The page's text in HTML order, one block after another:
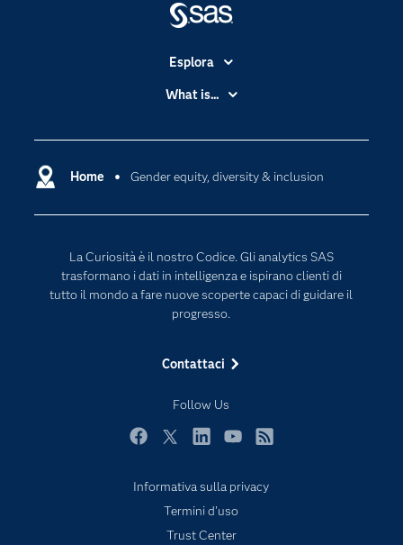
Home Gender equity, diversity & inclusion
La Curiosità è il nostro Codice. Gli analytics SAS
trasformano i dati in intelligenza e ispirano clienti di
tutto il mondo a fare nuove scoperte capaci di guidare il
progresso.
Contattaci
Follow Us
Esplora
Community
Documentazione
Formazione
La nostra azienda
My SAS
Perché SAS?
Prodotti
Sei uno studente?
What is...
Data Science
Internet of Things
Informativa sulla privacy
Termini d'uso
Trust Center